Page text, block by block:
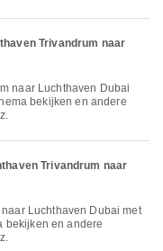
Trivandrum naar
bekijken en andere
Trivandrum naar
bekijken en andere